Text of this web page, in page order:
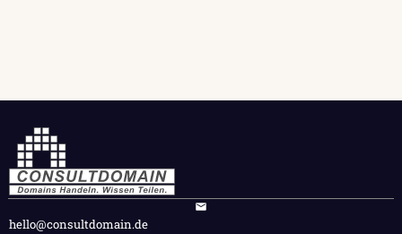
hello@consultdomain.de